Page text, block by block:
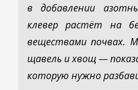
в добавлении
клевер растёт на
веществами почвах.
щавель и хвощ —
которую нужно